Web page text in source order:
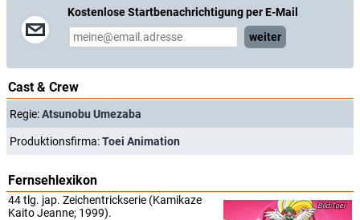
Kostenlose Startbenachrichtigung per E-Mail
weiter
Cast & Crew
Regie:Atsunobu Umezaba
Produktionsfirma:Toei Animation
Fernsehlexikon
Toei
44 tlg. jap. Zeichentrickserie (Kamikaze
Kaito Jeanne; 1999).